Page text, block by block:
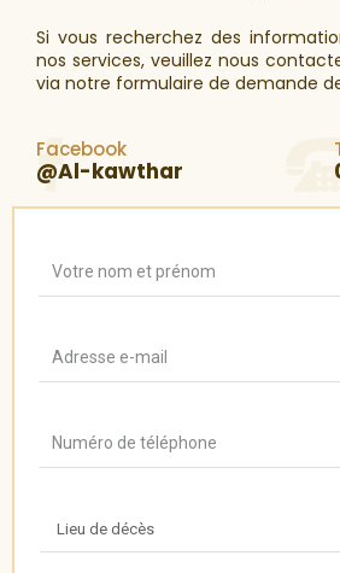
Si vous recherchez des
nos services, veuillez nous
via notre formulaire de demande
Facebook
@Al-kawthar